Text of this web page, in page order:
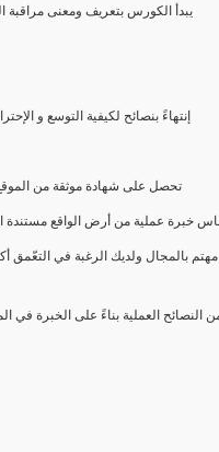
يبدأ الكورس بتعريف ومعنى
إنتهاءً بنصائح لكيفية التوسع و
تحصل على شهادة موثقة من
عملية من أرض الواقع مستندة الى
بالمجال ولديك الرغبة في التعّمق
النصائح العملية بناءً على الخبرة